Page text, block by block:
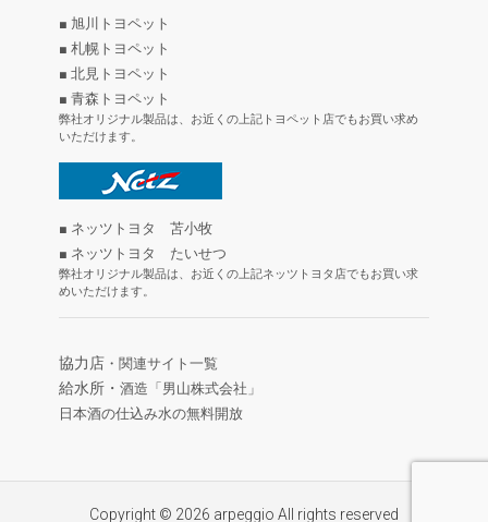
■ 旭川トヨペット
■ 札幌トヨペット
■ 北見トヨペット
■ 青森トヨペット
弊社オリジナル製品は、お近くの上記トヨペット店でもお買い求め
いただけます。
■ ネッツトヨタ 苫小牧
■ ネッツトヨタ たいせつ
弊社オリジナル製品は、お近くの上記ネッツトヨタ店でもお買い求
めいただけます。
協力店 ・関連サイト一覧
給水所・ 酒造「男山株式会社」
日本酒の仕込み水の無料開放
Copyright © 2026 arpeggio All rights reserved